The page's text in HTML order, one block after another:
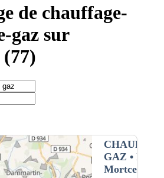
de chauffage-
gaz sur
GAZ •
Mortcerf